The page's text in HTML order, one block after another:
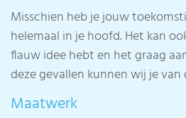
Misschien heb je jouw
helemaal in je hoofd. Het kan
flauw idee hebt en het graag
deze gevallen kunnen wij je van
Maatwerk